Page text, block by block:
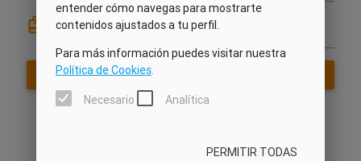
entender cómo navegas para mostrarte
contenidos ajustados a tu perfil.
Para más información puedes visitar nuestra
Política de Cookies.
Necesario Analítica
PERMITIR TODAS
card_giftcard Cód. Promocional
VER DISPONIBILIDAD